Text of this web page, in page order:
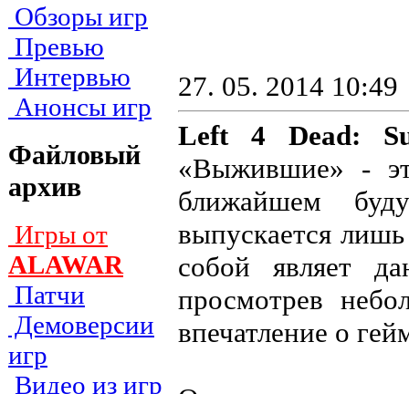
Обзоры игр
Превью
Интервью
Анонсы игр
Файловый
архив
Игры от
ALAWAR
Патчи
Демоверсии
игр
Видео из игр
27. 05. 2014 10:49
Left 4 Dead:
«Выжившие» -
ближайшем
выпускается
собой являет
просмотрев
впечатление о